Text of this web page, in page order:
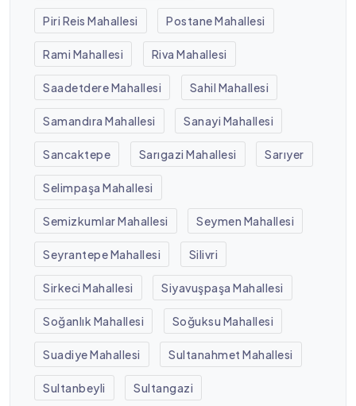
Piri Reis Mahallesi Postane Mahallesi
Rami Mahallesi Riva Mahallesi
Saadetdere Mahallesi Sahil Mahallesi
Samandıra Mahallesi Sanayi Mahallesi
Sancaktepe Sarıgazi Mahallesi Sarıyer
Selimpaşa Mahallesi
Semizkumlar Mahallesi Seymen Mahallesi
Seyrantepe Mahallesi Silivri
Sirkeci Mahallesi Siyavuşpaşa Mahallesi
Soğanlık Mahallesi Soğuksu Mahallesi
Suadiye Mahallesi Sultanahmet Mahallesi
Sultanbeyli Sultangazi